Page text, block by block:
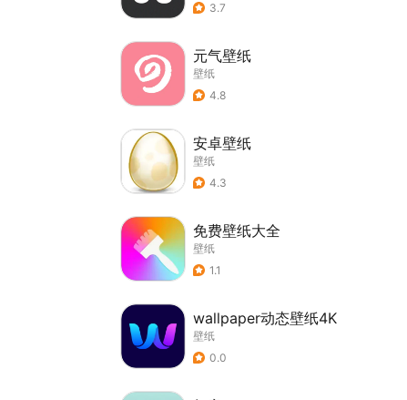
3.7
元气壁纸
壁纸
4.8
安卓壁纸
壁纸
4.3
免费壁纸大全
壁纸
1.1
wallpaper动态壁纸4K
壁纸
0.0